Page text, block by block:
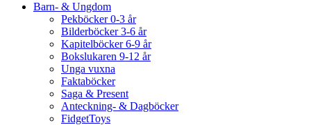
Barn- & Ungdom
Pekböcker 0-3 år
Bilderböcker 3-6 år
Kapitelböcker 6-9 år
Bokslukaren 9-12 år
Unga vuxna
Faktaböcker
Saga & Present
Anteckning- & Dagböcker
FidgetToys